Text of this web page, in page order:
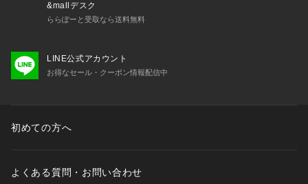
&mallデスク
ららぽーと受取なら送料無料
LINE公式アカウント
お得なセール・クーポン情報配信中
初めての方へ
よくある質問・お問い合わせ